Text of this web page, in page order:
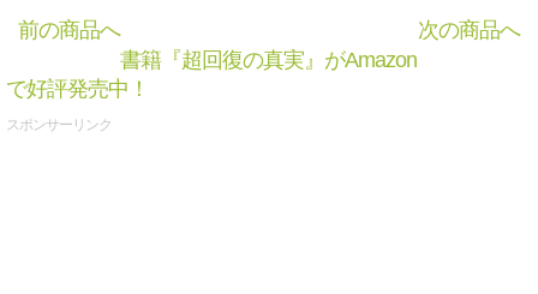
前の商品へ
次の商品へ
書籍『超回復の真実』がAmazon
で好評発売中！
スポンサーリンク